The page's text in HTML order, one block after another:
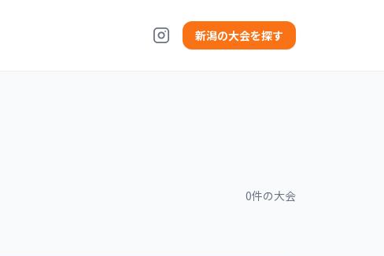
新潟の大会を探す
0件の大会